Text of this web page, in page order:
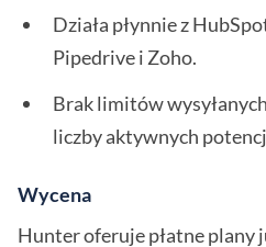
Działa płynnie z
Pipedrive i Zoho.
Brak limitów
liczby aktywnych
Wycena
Hunter oferuje płatne plany